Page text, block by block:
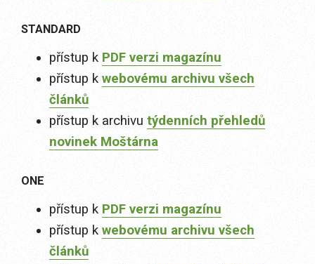
STANDARD
přístup k PDF verzi magazínu
přístup k webovému archivu všech
článků
přístup k archivu týdenních přehledů
novinek Moštárna
ONE
přístup k PDF verzi magazínu
přístup k webovému archivu všech
článků